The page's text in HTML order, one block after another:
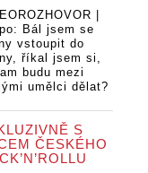
|
Bál jsem se
vstoupit do
říkal jsem si,
budu mezi
umělci dělat?
S
ČESKÉHO